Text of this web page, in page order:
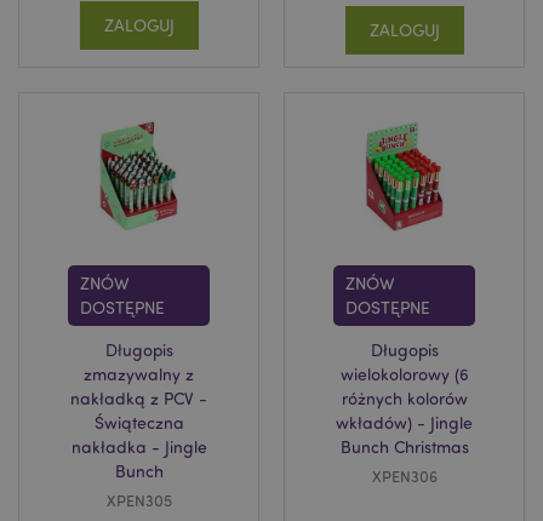
ZALOGUJ ZALOGUJ
ZNÓW
DOSTĘPNE
Długopis
zmazywalny z
nakładką z PCV -
Świąteczna
nakładka - Jingle
Bunch
XPEN305
ZNÓW
DOSTĘPNE
Długopis
wielokolorowy (6
różnych kolorów
wkładów) - Jingle
Bunch Christmas
XPEN306